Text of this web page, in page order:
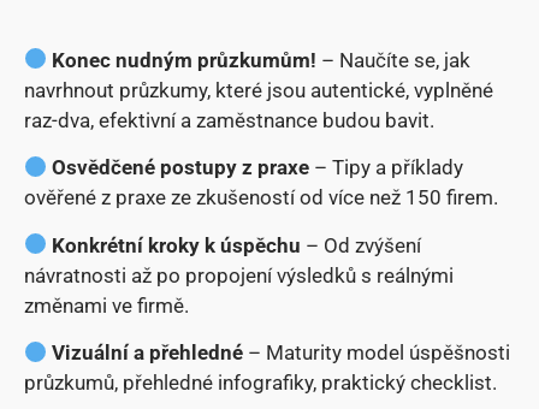
Konec nudným průzkumům! – Naučíte se, jak
navrhnout průzkumy, které jsou autentické, vyplněné
raz-dva, efektivní a zaměstnance budou bavit.
Osvědčené postupy z praxe – Tipy a příklady
ověřené z praxe ze zkušeností od více než 150 firem.
Konkrétní kroky k úspěchu – Od zvýšení
návratnosti až po propojení výsledků s reálnými
změnami ve firmě.
Vizuální a přehledné – Maturity model úspěšnosti
průzkumů, přehledné infografiky, praktický checklist.